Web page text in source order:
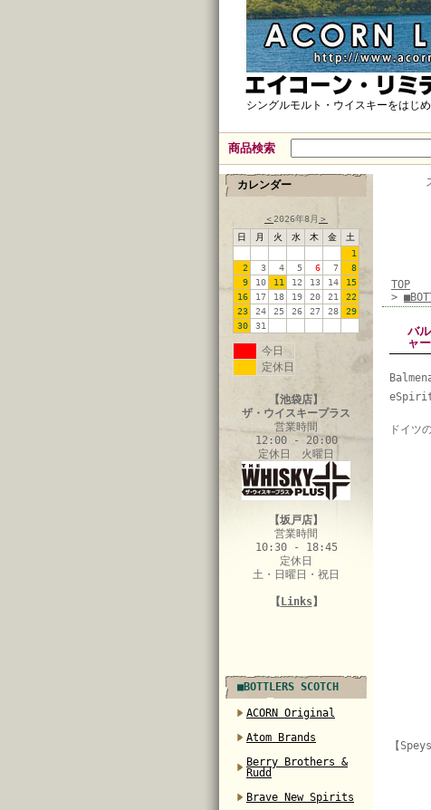
シングルモルト・ウイスキーをはじ
商品検索
カレンダー
＜2026年8月 ＞
日
月 火 水 木 金
土
1
2
3 4 5 6 7
8
9
10 11 12 13 14
15
16
17 18 19 20 21
22
23
24 25 26 27 28
29
30
31
今日
定休日
【池袋店】
ザ・ウイスキープラス
営業時間
12:00 - 20:00
定休日 火曜日
【坂戸店】
営業時間
10:30 - 18:45
定休日
土・日曜日・祝日
【 Links】
■BOTTLERS SCOTCH
ACORN Original
Atom Brands
Berry Brothers &
Rudd
Brave New Spirits
TOP
>
バ
ャ
ドイツ
【